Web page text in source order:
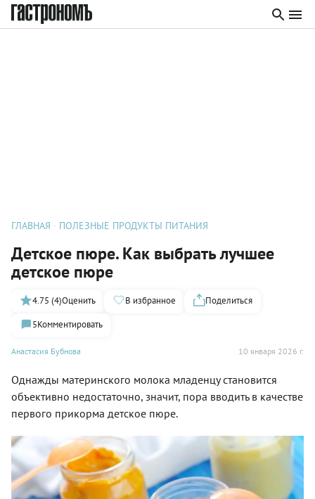
ГЛАВНАЯ ПОЛЕЗНЫЕ ПРОДУКТЫ ПИТАНИЯ
Детское пюре. Как выбрать лучшее
детское пюре
Анастасия Бубнова 10 января 2026 г.
4.75 (4)Оценить В избранное
Поделиться
5Комментировать
Однажды материнского молока младенцу становится
объективно недостаточно, значит, пора вводить в качестве
первого прикорма детское пюре.